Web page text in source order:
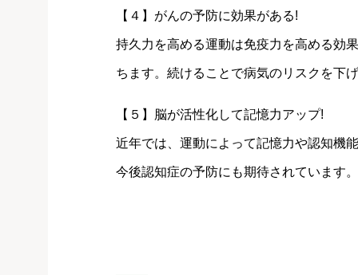
【４】がんの予防に効果がある!
持久力を高める運動は免疫力を高める効
ちます。続けることで病気のリスクを下
【５】脳が活性化して記憶力アップ!
近年では、運動によって記憶力や認知機
今後認知症の予防にも期待されています。